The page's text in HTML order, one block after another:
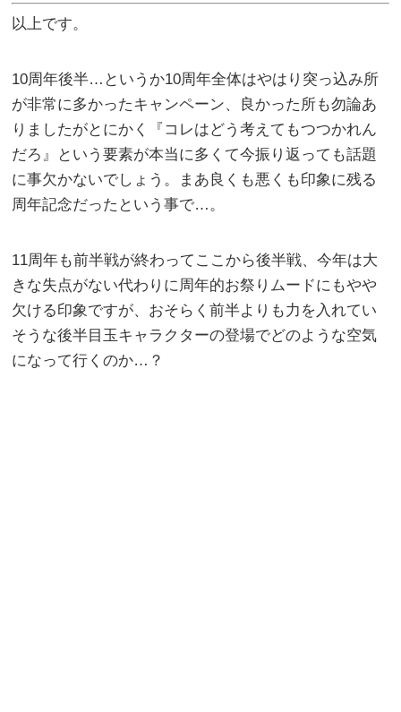
以上です。
10周年後半…というか10周年全体はやはり突っ込み所
が非常に多かったキャンペーン、良かった所も勿論あ
りましたがとにかく『コレはどう考えてもつつかれん
だろ』という要素が本当に多くて今振り返っても話題
に事欠かないでしょう。まあ良くも悪くも印象に残る
周年記念だったという事で…。
11周年も前半戦が終わってここから後半戦、今年は大
きな失点がない代わりに周年的お祭りムードにもやや
欠ける印象ですが、おそらく前半よりも力を入れてい
そうな後半目玉キャラクターの登場でどのような空気
になって行くのか…？